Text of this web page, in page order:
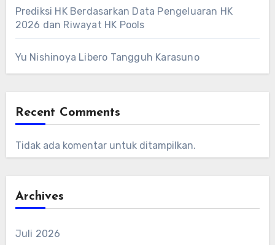
Prediksi HK Berdasarkan Data Pengeluaran HK
2026 dan Riwayat HK Pools
Yu Nishinoya Libero Tangguh Karasuno
Recent Comments
Tidak ada komentar untuk ditampilkan.
Archives
Juli 2026